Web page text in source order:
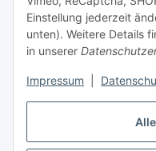
Einstellung jederzeit
unten). Weitere Details
in unserer
Impressum